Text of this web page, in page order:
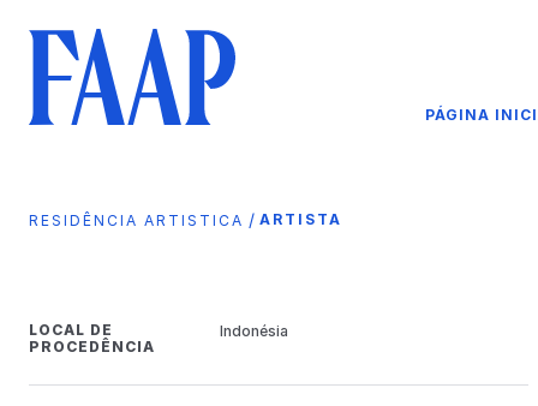
PÁGINA
RESIDÊNCIA ARTISTICA / ARTISTA
LOCAL DE
PROCEDÊNCIA
Indonésia